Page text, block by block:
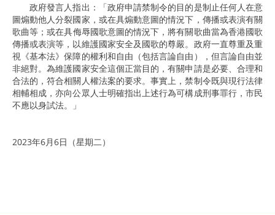
政府發言人指出：「政府申請禁制令的目的是制止任何人在意
圖煽動他人分裂國家，或在具煽動意圖的情況下，傳播或表演有關
歌曲等；或在具侮辱國歌意圖的情況下，將有關歌曲當為香港國歌
傳播或表演等，以維護國家安全及國歌的尊嚴。政府一直尊重及重
視《基本法》保障的權利和自由（包括言論自由），但言論自由並
非絕對。為維護國家安全這個正當目的，有關申請是必要、合理和
合法的，符合相關人權法案的要求。事實上，禁制令既與現行法律
相輔相成，亦向公眾人士明確指出上述行為可構成刑事罪行，市民
不應以身試法。」
2023年6月6日（星期二）